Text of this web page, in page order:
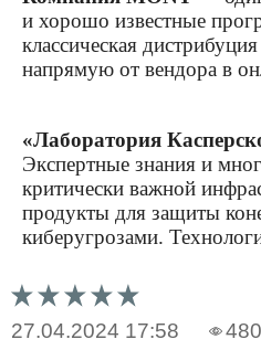
и хорошо известные
классическая
напрямую от вендора в
«Лаборатория
Экспертные знания и
критически важной
продукты для защиты
киберугрозами.
27.04.2024 17:58 480